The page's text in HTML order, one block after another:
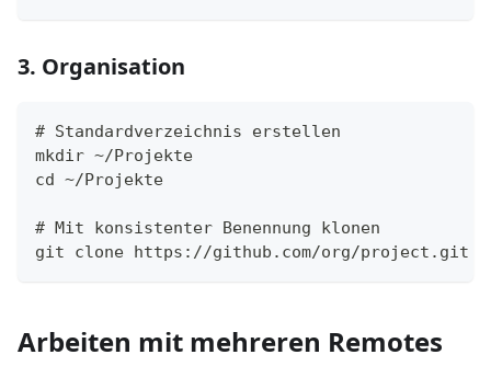
3. Organisation
# Standardverzeichnis erstellen
mkdir ~/Projekte
cd ~/Projekte
# Mit konsistenter Benennung klonen
git clone https://github.com/org/project.git
Arbeiten mit mehreren Remotes